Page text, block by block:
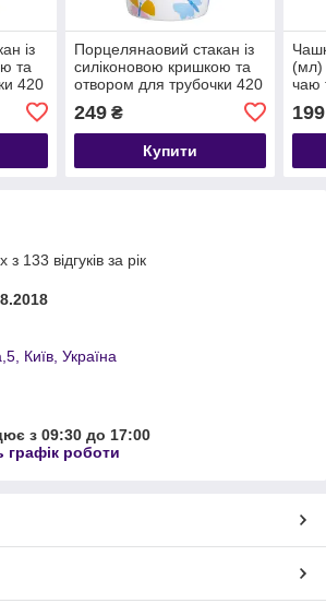
із
та
420
Порцелянаовий стакан із
силіконовою кришкою та
отвором для трубочки 420
мл Білий RX-N240546W
249₴
Купити
(мл)
чаю
199
133 відгуків за рік
Київ, Україна
з 09:30 до 17:00
графік роботи